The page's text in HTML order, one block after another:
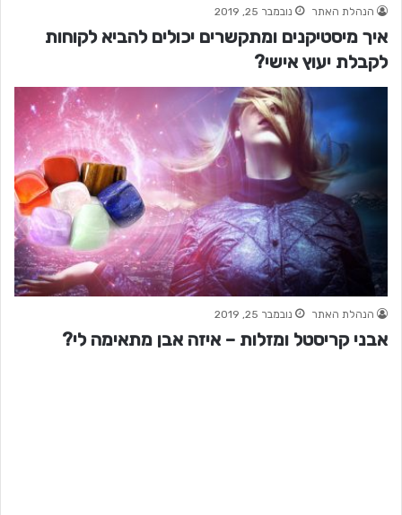
הנהלת האתר נובמבר 25, 2019
איך מיסטיקנים ומתקשרים יכולים להביא לקוחות
לקבלת יעוץ אישי?
הנהלת האתר נובמבר 25, 2019
אבני קריסטל ומזלות – איזה אבן מתאימה לי?